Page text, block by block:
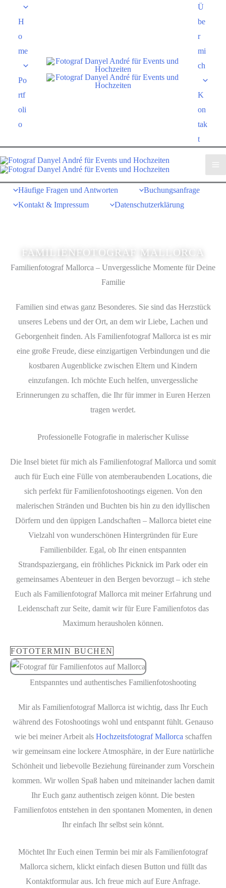
springen
H
o
me
Po
rtf
oli
o
Ü
be
r
mi
ch
K
on
tak
t
Home
Häufige Fragen und Antworten
Buchungsanfrage
Kontakt & Impressum
Datenschutzerklärung
FAMILIENFOTOGRAF MALLORCA
Familienfotograf Mallorca – Unvergessliche Momente für Deine
Familie
Familien sind etwas ganz Besonderes. Sie sind das Herzstück
unseres Lebens und der Ort, an dem wir Liebe, Lachen und
Geborgenheit finden. Als Familienfotograf Mallorca ist es mir
eine große Freude, diese einzigartigen Verbindungen und die
kostbaren Augenblicke zwischen Eltern und Kindern
einzufangen. Ich möchte Euch helfen, unvergessliche
Erinnerungen zu schaffen, die Ihr für immer in Euren Herzen
tragen werdet.
Professionelle Fotografie in malerischer Kulisse
Die Insel bietet für mich als Familienfotograf Mallorca und somit
auch für Euch eine Fülle von atemberaubenden Locations, die
sich perfekt für Familienfotoshootings eigenen. Von den
malerischen Stränden und Buchten bis hin zu den idyllischen
Dörfern und den üppigen Landschaften – Mallorca bietet eine
Vielzahl von wunderschönen Hintergründen für Eure
Familienbilder. Egal, ob Ihr einen entspannten
Strandspaziergang, ein fröhliches Picknick im Park oder ein
gemeinsames Abenteuer in den Bergen bevorzugt – ich stehe
Euch als Familienfotograf Mallorca mit meiner Erfahrung und
Leidenschaft zur Seite, damit wir für Eure Familienfotos das
Maximum herausholen können.
FOTOTERMIN BUCHEN
Entspanntes und authentisches Familienfotoshooting
Mir als Familienfotograf Mallorca ist wichtig, dass Ihr Euch
während des Fotoshootings wohl und entspannt fühlt. Genauso
wie bei meiner Arbeit als Hochzeitsfotograf Mallorca schaffen
wir gemeinsam eine lockere Atmosphäre, in der Eure natürliche
Schönheit und liebevolle Beziehung füreinander zum Vorschein
kommen. Wir wollen Spaß haben und miteinander lachen damit
Ihr Euch ganz authentisch zeigen könnt. Die besten
Familienfotos entstehen in den spontanen Momenten, in denen
Ihr einfach Ihr selbst sein könnt.
Möchtet Ihr Euch einen Termin bei mir als Familienfotograf
Mallorca sichern, klickt einfach diesen Button und füllt das
Kontaktformular aus. Ich freue mich auf Eure Anfrage.